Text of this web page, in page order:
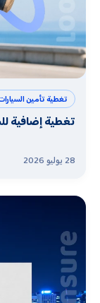
تغطية تأمين
تغطية إضافية
28 يوليو 2026